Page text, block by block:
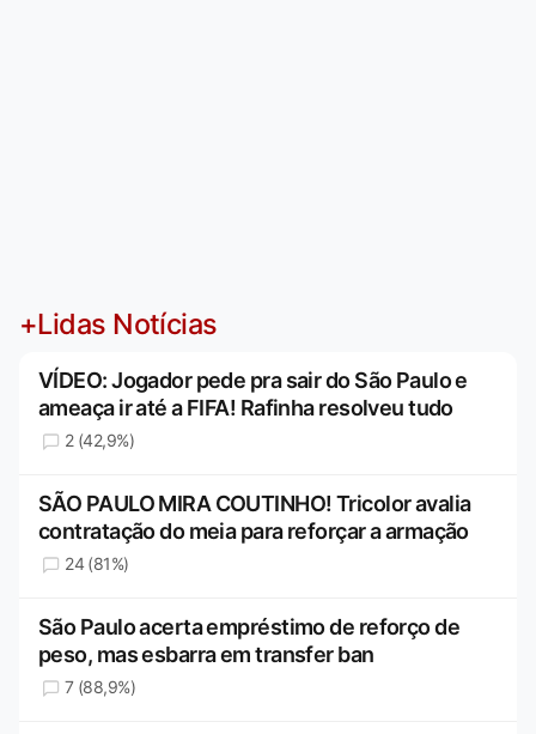
+Lidas Notícias
VÍDEO: Jogador pede pra sair do São Paulo e
ameaça ir até a FIFA! Rafinha resolveu tudo
2 (42,9%)
SÃO PAULO MIRA COUTINHO! Tricolor avalia
contratação do meia para reforçar a armação
24 (81%)
São Paulo acerta empréstimo de reforço de
peso, mas esbarra em transfer ban
7 (88,9%)